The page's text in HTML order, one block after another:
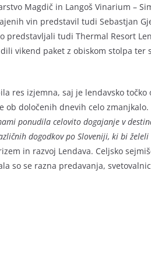
Magdič in Langoš Vinarium –
vin predstavil tudi Sebastjan
predstavljali tudi Thermal Resort
vikend paket z obiskom stolpa ter
res izjemna, saj je lendavsko točko
ob določenih dnevih celo zmanjkalo.
ponudila celovito dogajanje v
dogodkov po Sloveniji, ki bi
in razvoj Lendava. Celjsko
so se razna predavanja,